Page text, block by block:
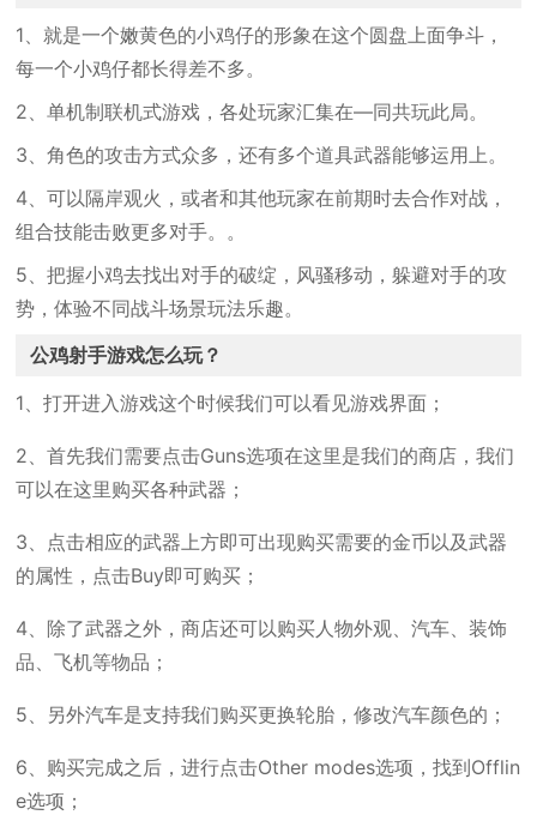
1、就是一个嫩黄色的小鸡仔的形象在这个圆盘上面争斗，
每一个小鸡仔都长得差不多。
2、单机制联机式游戏，各处玩家汇集在—同共玩此局。
3、角色的攻击方式众多，还有多个道具武器能够运用上。
4、可以隔岸观火，或者和其他玩家在前期时去合作对战，
组合技能击败更多对手。。
5、把握小鸡去找出对手的破绽，风骚移动，躲避对手的攻
势，体验不同战斗场景玩法乐趣。
公鸡射手游戏怎么玩？
1、打开进入游戏这个时候我们可以看见游戏界面；
2、首先我们需要点击Guns选项在这里是我们的商店，我们
可以在这里购买各种武器；
3、点击相应的武器上方即可出现购买需要的金币以及武器
的属性，点击Buy即可购买；
4、除了武器之外，商店还可以购买人物外观、汽车、装饰
品、飞机等物品；
5、另外汽车是支持我们购买更换轮胎，修改汽车颜色的；
6、购买完成之后，进行点击Other modes选项，找到Offlin
e选项；